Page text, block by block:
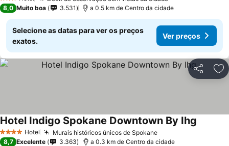
3 Estrelas
8,0 Muito boa 3.531 a 0.5 km de Centro da cidade
Selecione as datas para ver os preços
exatos.
Ver preços
Partilhar
4 EstrelasHotel Murais históricos únicos de Spokane
Hotel Indigo Spokane Downtown By Ihg
8,7 Excelente 3.363 a 0.3 km de Centro da cidade